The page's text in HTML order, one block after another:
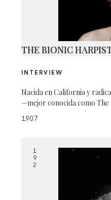
THE BIONIC
INTERVIEW
Nacida en California y
—mejor conocida como
1907
1
9
2